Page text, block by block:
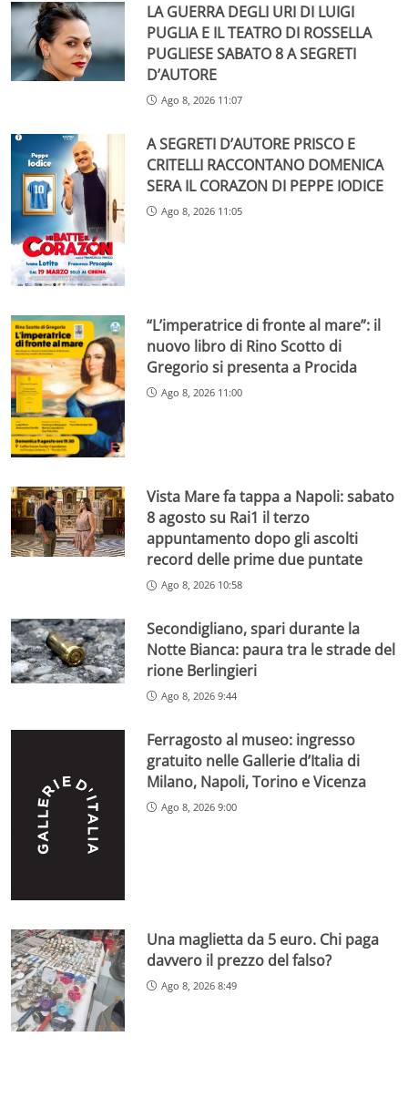
LA GUERRA DEGLI URI DI LUIGI
PUGLIA E IL TEATRO DI ROSSELLA
PUGLIESE SABATO 8 A SEGRETI
D’AUTORE
Ago 8, 2026 11:07
A SEGRETI D’AUTORE PRISCO E
CRITELLI RACCONTANO DOMENICA
SERA IL CORAZON DI PEPPE IODICE
Ago 8, 2026 11:05
“L’imperatrice di fronte al mare”: il
nuovo libro di Rino Scotto di
Gregorio si presenta a Procida
Ago 8, 2026 11:00
Vista Mare fa tappa a Napoli: sabato
8 agosto su Rai1 il terzo
appuntamento dopo gli ascolti
record delle prime due puntate
Ago 8, 2026 10:58
Secondigliano, spari durante la
Notte Bianca: paura tra le strade del
rione Berlingieri
Ago 8, 2026 9:44
Ferragosto al museo: ingresso
gratuito nelle Gallerie d’Italia di
Milano, Napoli, Torino e Vicenza
Ago 8, 2026 9:00
Una maglietta da 5 euro. Chi paga
davvero il prezzo del falso?
Ago 8, 2026 8:49